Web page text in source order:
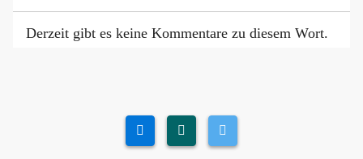
Derzeit gibt es keine Kommentare zu diesem Wort.